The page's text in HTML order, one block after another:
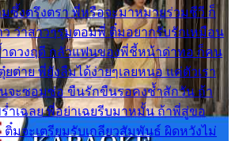
มซึ้งตรึงตรา พี่หรือจะมาหมายร่วมชีวี ก็
ว่าสาวๆรุมตอมพี่ ติ๋มอยากรับรักเหมือน
ดวงฤดี กลัวแฟนของพี่ชี้หน้าด่าทอ ก็คน
ต่าย พี่ยังลืมได้ง่ายๆเลยหนอ แค่ตัวเรา
จะซอมซ่อ ขืนรักขืนรอคงช้ำสักวัน ถ้า
ำเฉลย พี่อย่าเฉยรีบมาหมั้น ถ้าพี่สู่ขอ
มจะเตรียมรับเกลียวสัมพันธ์ ผิดหวังไม่